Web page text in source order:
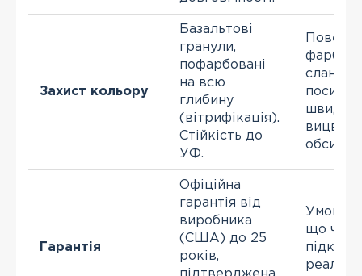
Захист кольору
Базальтові
гранули,
пофарбовані
на всю
глибину
(вітрифікація).
Стійкість до
УФ.
швидко
Гарантія
Офіційна
гарантія від
виробника
(США) до 25
років,
Умовна
що